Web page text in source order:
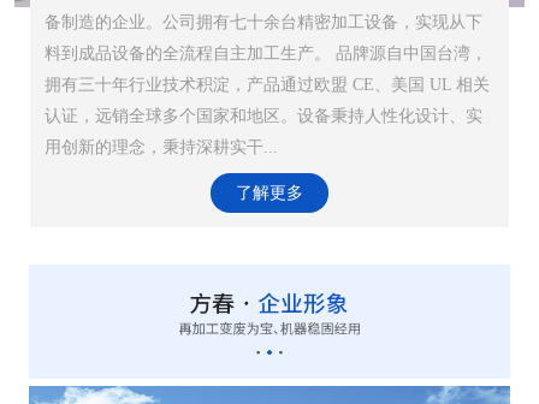
备制造的企业。公司拥有七十余台精密加工设备，实现从下
料到成品设备的全流程自主加工生产。 品牌源自中国台湾，
拥有三十年行业技术积淀，产品通过欧盟 CE、美国 UL 相关
认证，远销全球多个国家和地区。设备秉持人性化设计、实
用创新的理念，秉持深耕实干...
了解更多